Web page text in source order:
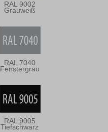
RAL 9002
Grauweiß
RAL 7040
Fenstergrau
RAL 9005
Tiefschwarz